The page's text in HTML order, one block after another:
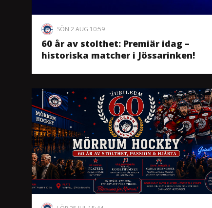
SÖN 2 AUG 10:59
60 år av stolthet: Premiär idag –
historiska matcher i Jössarinken!